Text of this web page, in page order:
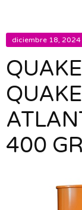
diciembre 18, 2024
400